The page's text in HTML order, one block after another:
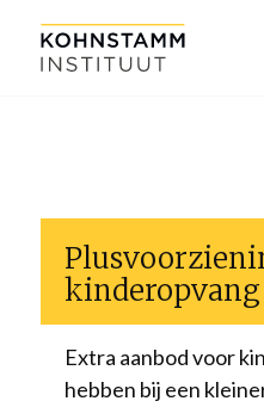
kinderopvang
Extra aanbod voor
hebben bij een